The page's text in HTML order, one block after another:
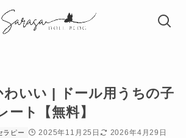
いい | ドール用うちの子
ート【無料】
ラピー 2025年11月25日
2026年4月29日